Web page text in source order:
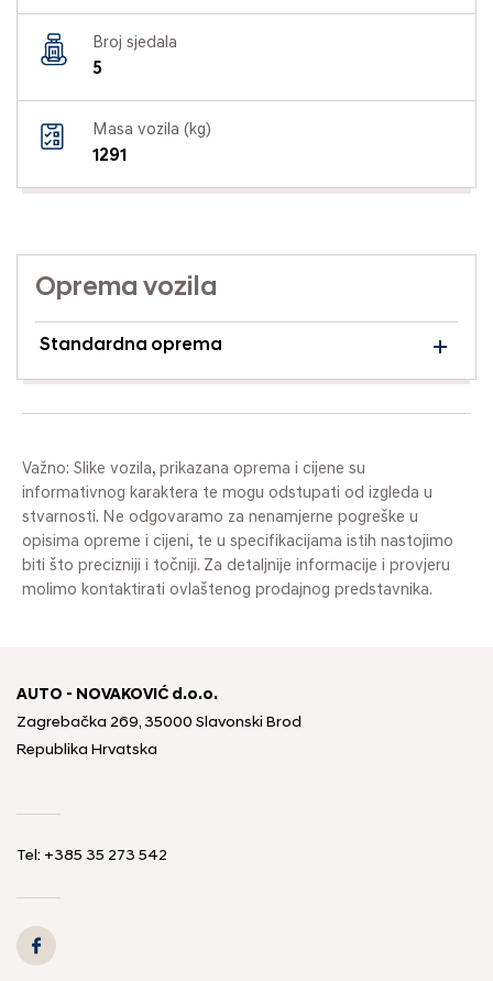
Broj sjedala
5
Masa vozila (kg)
1291
Oprema vozila
Standardna oprema
Važno: Slike vozila, prikazana oprema i cijene su
informativnog karaktera te mogu odstupati od izgleda u
stvarnosti. Ne odgovaramo za nenamjerne pogreške u
opisima opreme i cijeni, te u specifikacijama istih nastojimo
biti što precizniji i točniji. Za detaljnije informacije i provjeru
molimo kontaktirati ovlaštenog prodajnog predstavnika.
AUTO - NOVAKOVIĆ d.o.o.
Zagrebačka 269, 35000 Slavonski Brod
Republika Hrvatska
Tel: +385 35 273 542